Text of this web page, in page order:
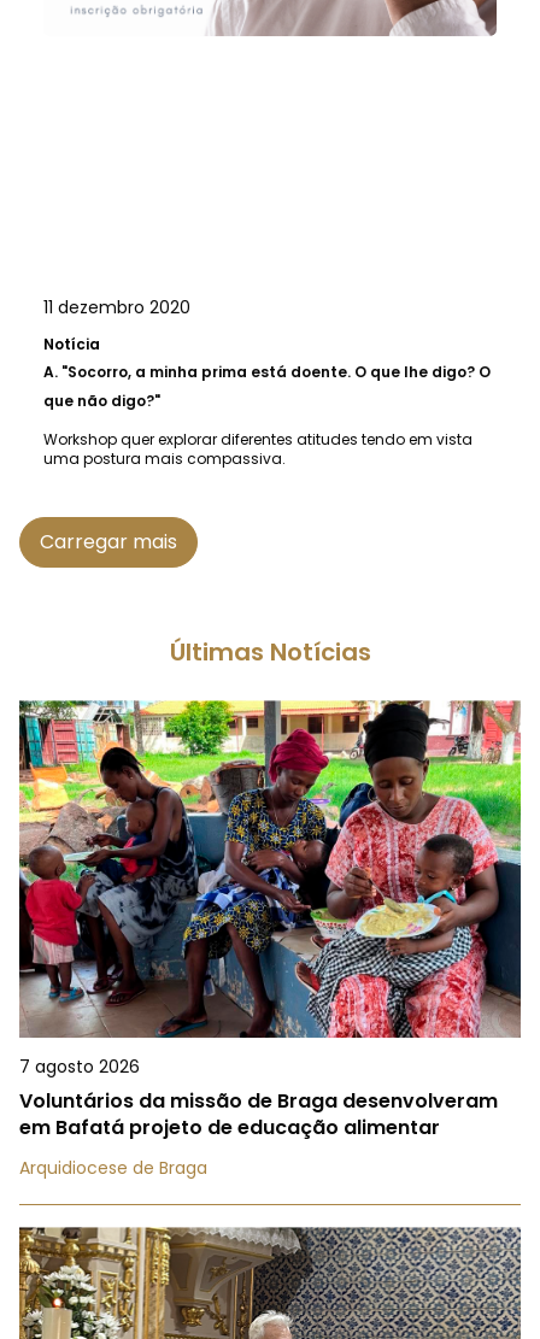
11 dezembro 2020
Notícia
A. "Socorro, a minha prima está doente. O que lhe digo? O
que não digo?"
Workshop quer explorar diferentes atitudes tendo em vista
uma postura mais compassiva.
Carregar mais
Últimas Notícias
7 agosto 2026
Voluntários da missão de Braga desenvolveram
em Bafatá projeto de educação alimentar
Arquidiocese de Braga